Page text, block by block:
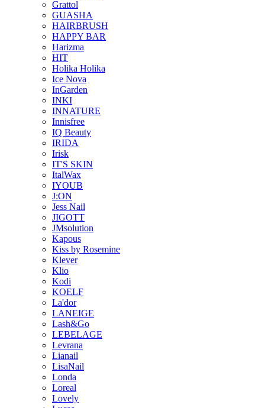
Grattol
GUASHA
HAIRBRUSH
HAPPY BAR
Harizma
HIT
Holika Holika
Ice Nova
InGarden
INKI
INNATURE
Innisfree
IQ Beauty
IRIDA
Irisk
IT'S SKIN
ItalWax
IYOUB
J:ON
Jess Nail
JIGOTT
JMsolution
Kapous
Kiss by Rosemine
Klever
Klio
Kodi
KOELF
La'dor
LANEIGE
Lash&Go
LEBELAGE
Levrana
Lianail
LisaNail
Londa
Loreal
Lovely